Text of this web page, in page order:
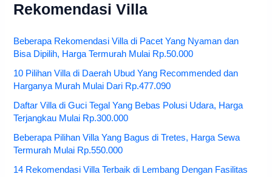
Rekomendasi Villa
Beberapa Rekomendasi Villa di Pacet Yang Nyaman dan
Bisa Dipilih, Harga Termurah Mulai Rp.50.000
10 Pilihan Villa di Daerah Ubud Yang Recommended dan
Harganya Murah Mulai Dari Rp.477.090
Daftar Villa di Guci Tegal Yang Bebas Polusi Udara, Harga
Terjangkau Mulai Rp.300.000
Beberapa Pilihan Villa Yang Bagus di Tretes, Harga Sewa
Termurah Mulai Rp.550.000
14 Rekomendasi Villa Terbaik di Lembang Dengan Fasilitas